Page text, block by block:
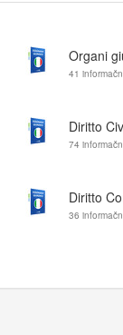
Organi
41
Diritto
74
Diritto
36